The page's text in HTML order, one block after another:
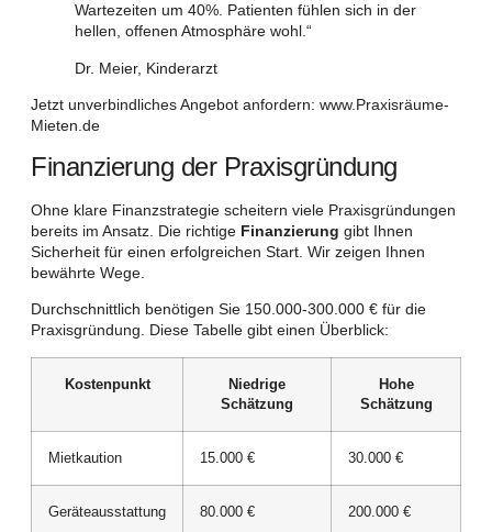
Wartezeiten um 40%. Patienten fühlen sich in der
hellen, offenen Atmosphäre wohl.“
Dr. Meier, Kinderarzt
Jetzt unverbindliches Angebot anfordern: www.Praxisräume-
Mieten.de
Finanzierung der Praxisgründung
Ohne klare Finanzstrategie scheitern viele Praxisgründungen
bereits im Ansatz. Die richtige Finanzierung gibt Ihnen
Sicherheit für einen erfolgreichen Start. Wir zeigen Ihnen
bewährte Wege.
Durchschnittlich benötigen Sie 150.000-300.000 € für die
Praxisgründung. Diese Tabelle gibt einen Überblick:
Kostenpunkt
Niedrige
Schätzung
Hohe
Schätzung
Mietkaution 15.000 € 30.000 €
Geräteausstattung 80.000 € 200.000 €